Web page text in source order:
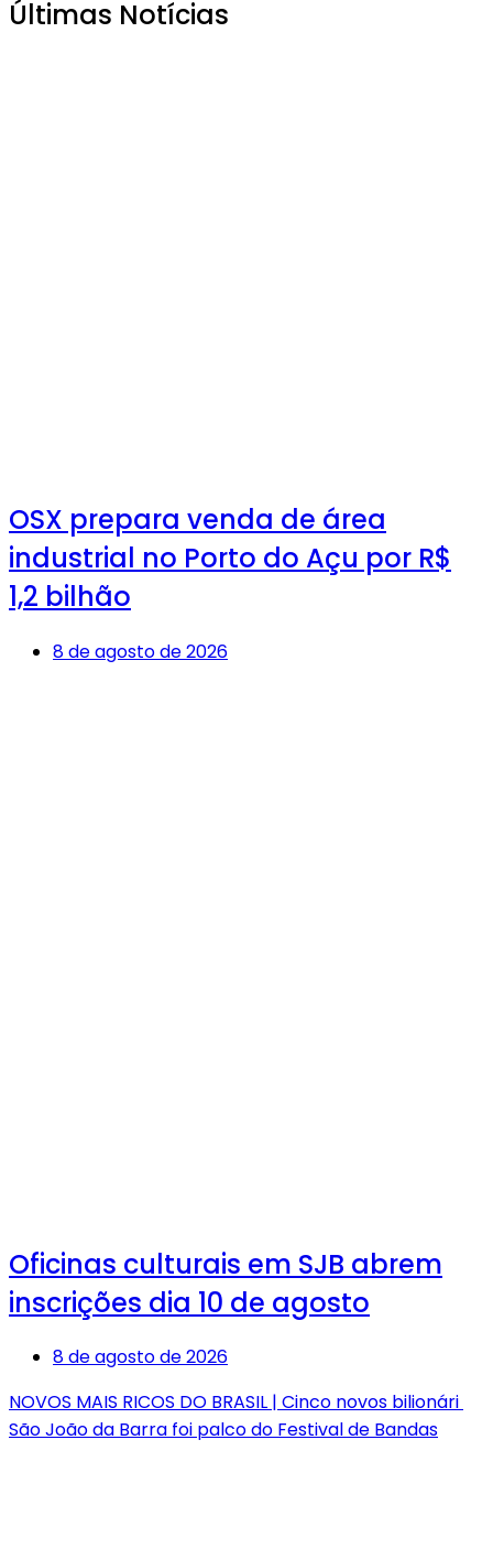
Últimas Notícias
OSX prepara venda de área
industrial no Porto do Açu por R$
1,2 bilhão
8 de agosto de 2026
Oficinas culturais em SJB abrem
inscrições dia 10 de agosto
8 de agosto de 2026
NOVOS MAIS RICOS DO BRASIL | Cinco novos bilionári
São João da Barra foi palco do Festival de Bandas